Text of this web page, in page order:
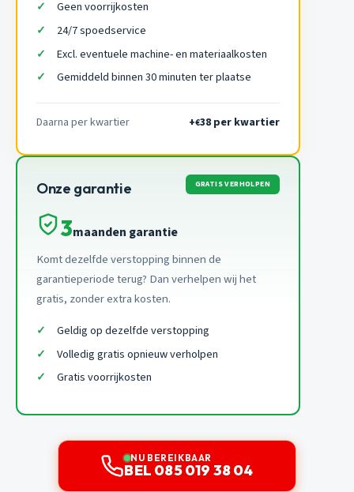
Geen voorrijkosten
24/7 spoedservice
Excl. eventuele machine- en materiaalkosten
Gemiddeld binnen 30 minuten ter plaatse
Daarna per kwartier +€38 per kwartier
Onze garantie GRATIS VERHOLPEN
3maanden garantie
Komt dezelfde verstopping binnen de
garantieperiode terug? Dan verhelpen wij het
gratis, zonder extra kosten.
Geldig op dezelfde verstopping
Volledig gratis opnieuw verholpen
Gratis voorrijkosten
NU BEREIKBAAR
BEL 085 019 38 04